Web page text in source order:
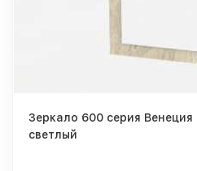
Зеркало 600 серия
светлый